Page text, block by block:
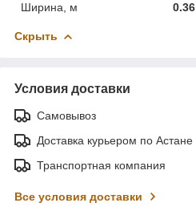
Ширина, м
0.36
Скрыть
Условия доставки
Самовывоз
Доставка курьером по Астане
Транспортная компания
Все условия доставки